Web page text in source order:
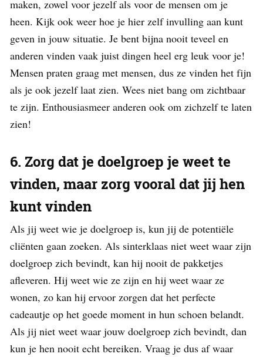
maken, zowel voor jezelf als voor de mensen om je
heen. Kijk ook weer hoe je hier zelf invulling aan kunt
geven in jouw situatie. Je bent bijna nooit teveel en
anderen vinden vaak juist dingen heel erg leuk voor je!
Mensen praten graag met mensen, dus ze vinden het fijn
als je ook jezelf laat zien. Wees niet bang om zichtbaar
te zijn. Enthousiasmeer anderen ook om zichzelf te laten
zien!
6. Zorg dat je doelgroep je weet te
vinden, maar zorg vooral dat jij hen
kunt vinden
Als jij weet wie je doelgroep is, kun jij de potentiële
cliënten gaan zoeken. Als sinterklaas niet weet waar zijn
doelgroep zich bevindt, kan hij nooit de pakketjes
afleveren. Hij weet wie ze zijn en hij weet waar ze
wonen, zo kan hij ervoor zorgen dat het perfecte
cadeautje op het goede moment in hun schoen belandt.
Als jij niet weet waar jouw doelgroep zich bevindt, dan
kun je hen nooit echt bereiken. Vraag je dus af waar